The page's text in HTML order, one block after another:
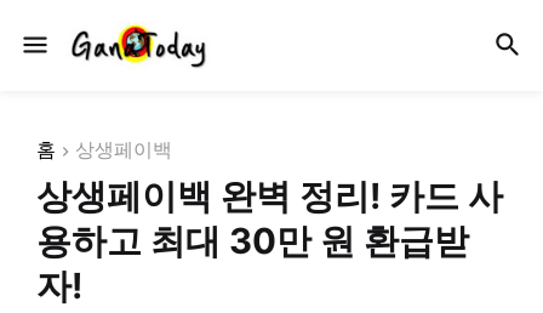
홈 상생페이백
상생페이백 완벽 정리! 카드 사
용하고 최대 30만 원 환급받
자!